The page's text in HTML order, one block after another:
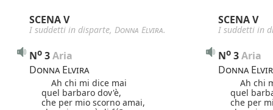
SCENA V SCENA V
I suddetti in disparte, Donna Elvira. I suddetti in
No 3 Aria No 3 Aria
Donna Elvira
Donna
Ah chi mi dice mai
Ah chi
quel barbaro dov'è,
quel
che per mio scorno amai,
che per